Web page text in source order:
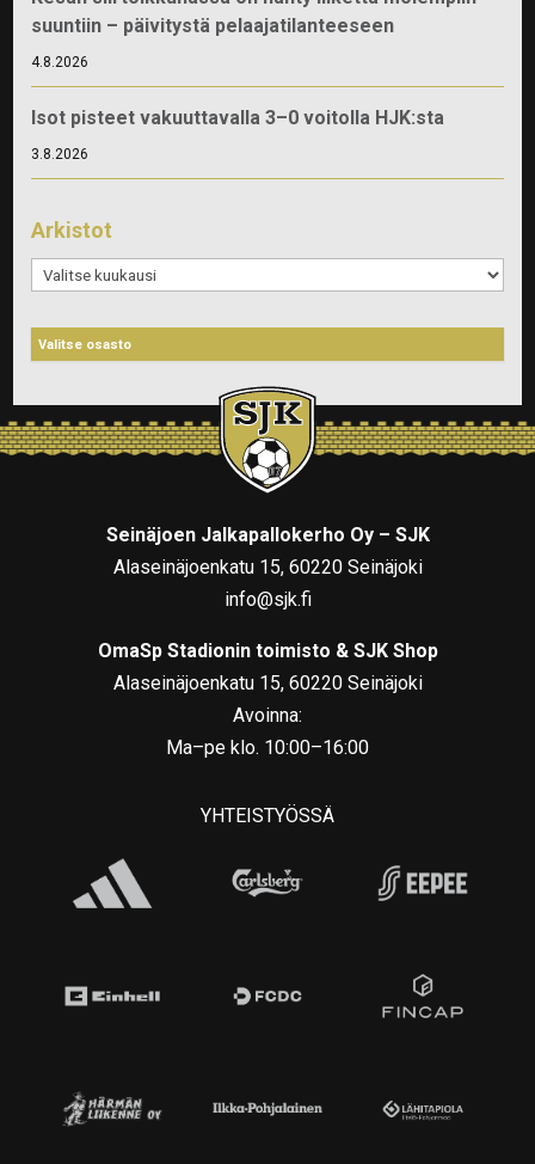
suuntiin – päivitystä pelaajatilanteeseen
4.8.2026
Isot pisteet vakuuttavalla 3–0 voitolla HJK:sta
3.8.2026
Arkistot
Arkistot
Seinäjoen Jalkapallokerho Oy – SJK
Alaseinäjoenkatu 15, 60220 Seinäjoki
info@sjk.fi
OmaSp Stadionin toimisto & SJK Shop
Alaseinäjoenkatu 15, 60220 Seinäjoki
Avoinna:
Ma–pe klo. 10:00–16:00
YHTEISTYÖSSÄ